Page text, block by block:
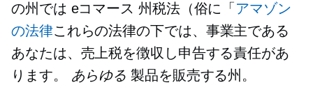
の州では eコマース 州税法（俗に「 アマゾン
の法律これらの法律の下では、事業主である
あなたは、売上税を徴収し申告する責任があ
ります。 あらゆる 製品を販売する州。